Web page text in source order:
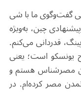
گفت‌وگوی ما با شی
پیشنهادی چین، به‌ویژه
قدردانی می‌کنم.
یونسکو است؛ یعنی
مصرشناس هستم و
مصر کرده‌ام. در